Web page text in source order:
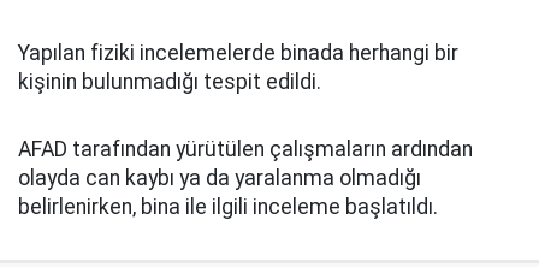
Yapılan fiziki incelemelerde binada herhangi bir
kişinin bulunmadığı tespit edildi.
AFAD tarafından yürütülen çalışmaların ardından
olayda can kaybı ya da yaralanma olmadığı
belirlenirken, bina ile ilgili inceleme başlatıldı.